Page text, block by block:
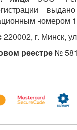
номером
220002, г. Минск,
реестре№